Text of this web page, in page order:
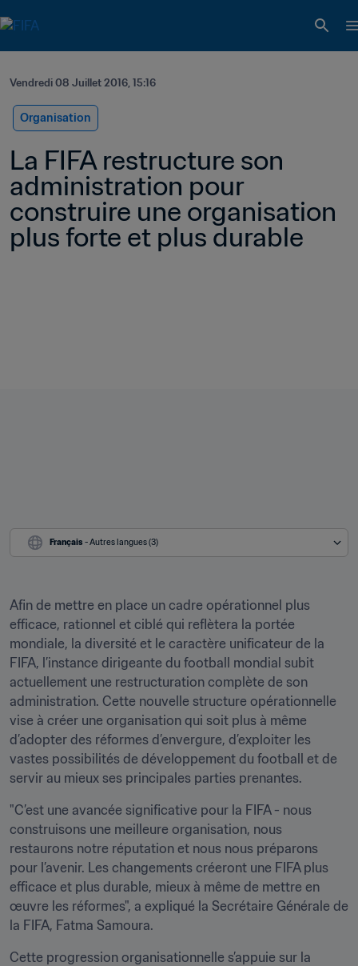
Vendredi 08 Juillet 2016, 15:16
Organisation
La FIFA restructure son
administration pour
construire une organisation
plus forte et plus durable
Français - Autres langues (3)
Afin de mettre en place un cadre opérationnel plus
efficace, rationnel et ciblé qui reflètera la portée
mondiale, la diversité et le caractère unificateur de la
FIFA, l’instance dirigeante du football mondial subit
actuellement une restructuration complète de son
administration. Cette nouvelle structure opérationnelle
vise à créer une organisation qui soit plus à même
d’adopter des réformes d’envergure, d’exploiter les
vastes possibilités de développement du football et de
servir au mieux ses principales parties prenantes.
"C’est une avancée significative pour la FIFA - nous
construisons une meilleure organisation, nous
restaurons notre réputation et nous nous préparons
pour l’avenir. Les changements créeront une FIFA plus
efficace et plus durable, mieux à même de mettre en
œuvre les réformes", a expliqué la Secrétaire Générale de
la FIFA, Fatma Samoura.
Cette progression organisationnelle s’appuie sur la